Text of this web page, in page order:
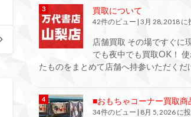
買取について
42件のビュー 3月 28, 2018 に
店舗買取 その場ですぐに
でも夜中でも買取OK！
たものをまとめて店舗へ持参いただくだ
■おもちゃコーナー買取商
34件のビュー | 8月 5, 2026 に